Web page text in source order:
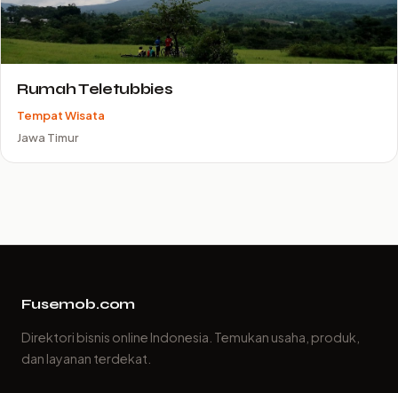
Rumah Teletubbies
Tempat Wisata
Jawa Timur
Fusemob.com
Direktori bisnis online Indonesia. Temukan usaha, produk,
dan layanan terdekat.